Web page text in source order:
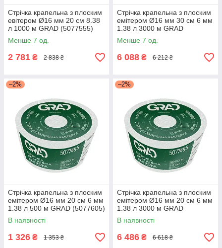
Стрічка крапельна з плоским
евітером Ø16 мм 20 см 8.38
л 1000 м GRAD (5077555)
Менше 7 од.
2 781 ₴ 2 838 ₴
Стрічка крапельна з плоским
емітером Ø16 мм 30 см 6 мм
1.38 л 3000 м GRAD
(5077325) +БЕЗКОШТОВНА
ДОСТАВКА!
Менше 7 од.
6 088 ₴ 6 212 ₴
–2%
Стрічка крапельна з плоским
емітером Ø16 мм 20 см 6 мм
1.38 л 500 м GRAD (5077605)
В наявності
1 326 ₴ 1 353 ₴
–2%
Стрічка крапельна з плоским
емітером Ø16 мм 20 см 6 мм
1.38 л 3000 м GRAD
(5077625) +БЕЗКОШТОВНА
ДОСТАВКА!
В наявності
6 486 ₴ 6 618 ₴